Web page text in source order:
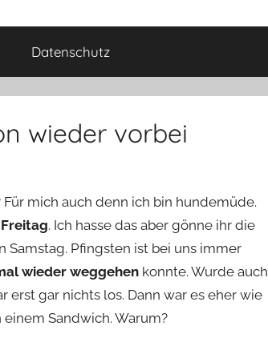
Datenschutz
wieder vorbei
mich auch denn ich bin hundemüde.
. Ich hasse das aber gönne ihr die
Pfingsten ist bei uns immer
wieder weggehen konnte. Wurde auch
erst gar nichts los. Dann war es eher wie
Sandwich. Warum?